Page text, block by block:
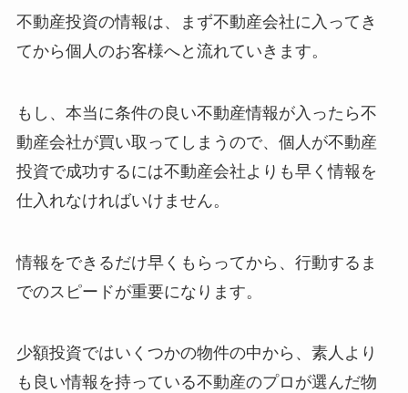
不動産投資の情報は、まず不動産会社に入ってき
てから個人のお客様へと流れていきます。
もし、本当に条件の良い不動産情報が入ったら不
動産会社が買い取ってしまうので、個人が不動産
投資で成功するには不動産会社よりも早く情報を
仕入れなければいけません。
情報をできるだけ早くもらってから、行動するま
でのスピードが重要になります。
少額投資ではいくつかの物件の中から、素人より
も良い情報を持っている不動産のプロが選んだ物